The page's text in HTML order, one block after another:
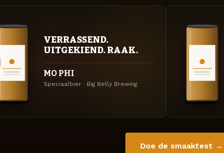
VERRASSEND.
UITGEKIEND. RAAK.
MO PHI
Speciaalbier · Big Belly Brewing
Doe de smaaktest →